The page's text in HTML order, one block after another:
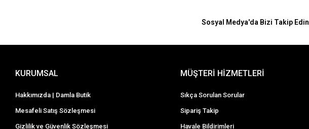
Sosyal Medya'da Bizi Takip Edin
KURUMSAL
Hakkımızda | Damla Butik
Mesafeli Satış Sözleşmesi
Gizlilik ve Güvenlik Sözleşmesi
MÜŞTERİ HİZMETLERİ
Sıkça Sorulan Sorular
Sipariş Takip
Havale Bildirimleri